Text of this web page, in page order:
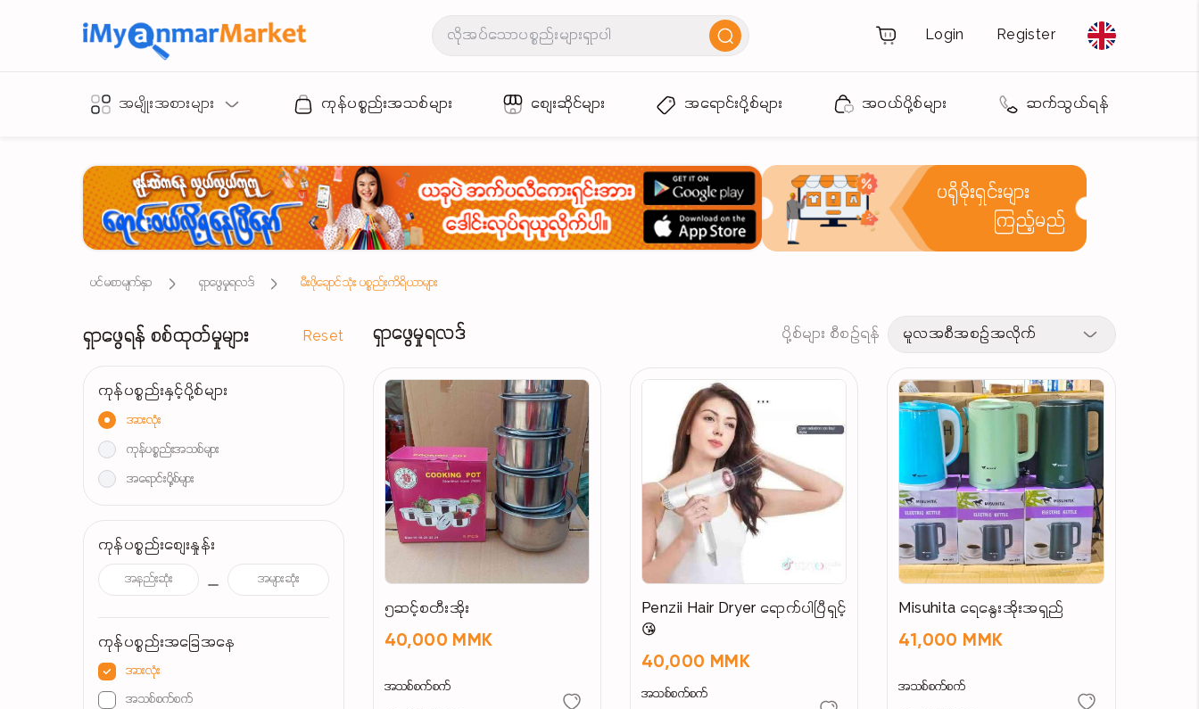
Login Register
အမျိုးအစားများ ကုန်ပစ္စည်းအသစ်များ စျေးဆိုင်များ အရောင်းပို့စ်များ အဝယ်ပို့စ်များ ဆက်သွယ်ရန်
ပရိုမိုးရှင်းများ
ကြည့်မည်
ပင်မစာမျက်နှာ ရှာဖွေမှုရလဒ် မီးဖိုချောင်သုံး ပစ္စည်းကိရိယာများ
ရှာဖွေရန် စစ်ထုတ်မှုများ Reset
ကုန်ပစ္စည်းနှင့်ပို့စ်များ
အားလုံး
ကုန်ပစ္စည်းအသစ်များ
အရောင်းပို့စ်များ
ကုန်ပစ္စည်းစျေးနှုန်း
ကုန်ပစ္စည်းအခြေအနေ
အားလုံး
အသစ်စက်စက်
ရှာဖွေမှုရလဒ် ပို့စ်များ စီစဉ်ရန် မူလအစီအစဉ်အလိုက်
၅ဆင့်စတီးအိုး
40,000 MMK
အသစ်စက်စက်
Penzii Hair Dryer ရောက်ပါပြီရှင့်
😘
40,000 MMK
အသစ်စက်စက်
Misuhita ရေနွေးအိုးအရှည်
41,000 MMK
အသစ်စက်စက်